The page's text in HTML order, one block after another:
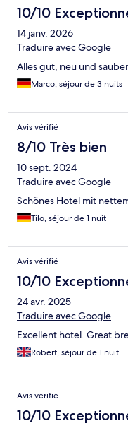
10/10
14 janv. 2026
Traduire avec Google
Alles gut, neu und sauber
Marco, séjour de 3 nuits
Avis vérifié
8/10 Très bien
10 sept. 2024
Traduire avec Google
Schönes Hotel mit
Tilo, séjour de 1 nuit
Avis vérifié
10/10
24 avr. 2025
Traduire avec Google
Excellent hotel. Great
Robert, séjour de 1 nuit
Avis vérifié
10/10